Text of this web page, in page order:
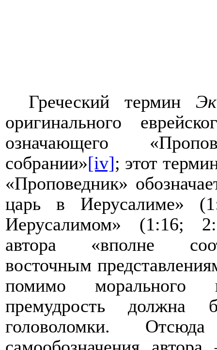
Греческий термин
оригинального
означающего
собрании»[iv]; этот
«Проповедник»
царь в Иерусалиме»
Иерусалимом» (1:16;
автора «вполне
восточным
помимо морального
премудрость должна
головоломки.